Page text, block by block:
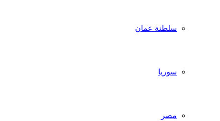
سلطنة عمان
سوريا
مصر